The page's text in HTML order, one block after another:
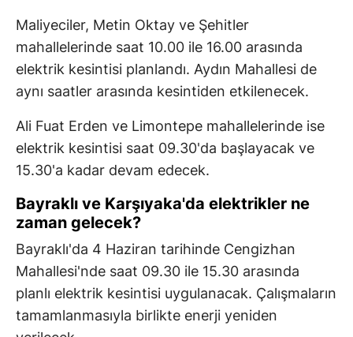
Maliyeciler, Metin Oktay ve Şehitler
mahallelerinde saat 10.00 ile 16.00 arasında
elektrik kesintisi planlandı. Aydın Mahallesi de
aynı saatler arasında kesintiden etkilenecek.
Ali Fuat Erden ve Limontepe mahallelerinde ise
elektrik kesintisi saat 09.30'da başlayacak ve
15.30'a kadar devam edecek.
Bayraklı ve Karşıyaka'da elektrikler ne
zaman gelecek?
Bayraklı'da 4 Haziran tarihinde Cengizhan
Mahallesi'nde saat 09.30 ile 15.30 arasında
planlı elektrik kesintisi uygulanacak. Çalışmaların
tamamlanmasıyla birlikte enerji yeniden